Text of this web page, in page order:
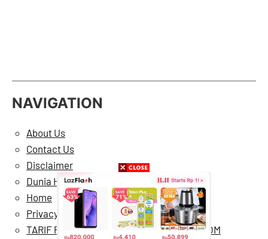
NAVIGATION
About Us
Contact Us
Disclaimer
Dunia Hiburan
Home
Privacy Policy
TARIF PASANG IKLAN DI BERMARTABAT.COM